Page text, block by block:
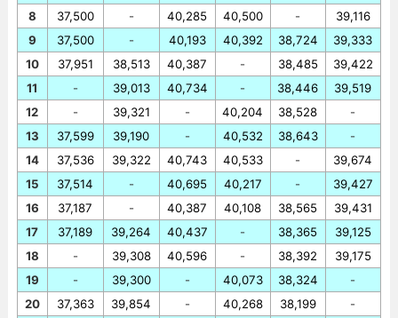
8
9
10
11
12
13
14
15
16
17
18
19
20
37,500
37,500
37,951
-
-
37,599
37,536
37,514
37,187
37,189
-
-
37,363
-
-
38,513
39,013
39,321
39,190
39,322
-
-
39,264
39,308
39,300
39,854
40,285
40,193
40,387
40,734
-
-
40,743
40,695
40,387
40,437
40,596
-
-
40,500
40,392
-
-
40,204
40,532
40,533
40,217
40,108
-
-
40,073
40,268
-
38,724
38,485
38,446
38,528
38,643
-
-
38,565
38,365
38,392
38,324
38,199
39,116
39,333
39,422
39,519
-
-
39,674
39,427
39,431
39,125
39,175
-
-